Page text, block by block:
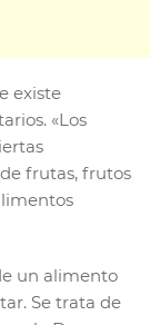
existe
«Los
frutas, frutos
un alimento
Se trata de